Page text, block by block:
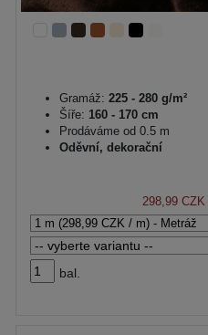
Gramáž: 225 - 280 g/m²
Šíře: 160 - 170 cm
Prodáváme od 0.5 m
Oděvní, dekorační
298,99 CZK
bal.